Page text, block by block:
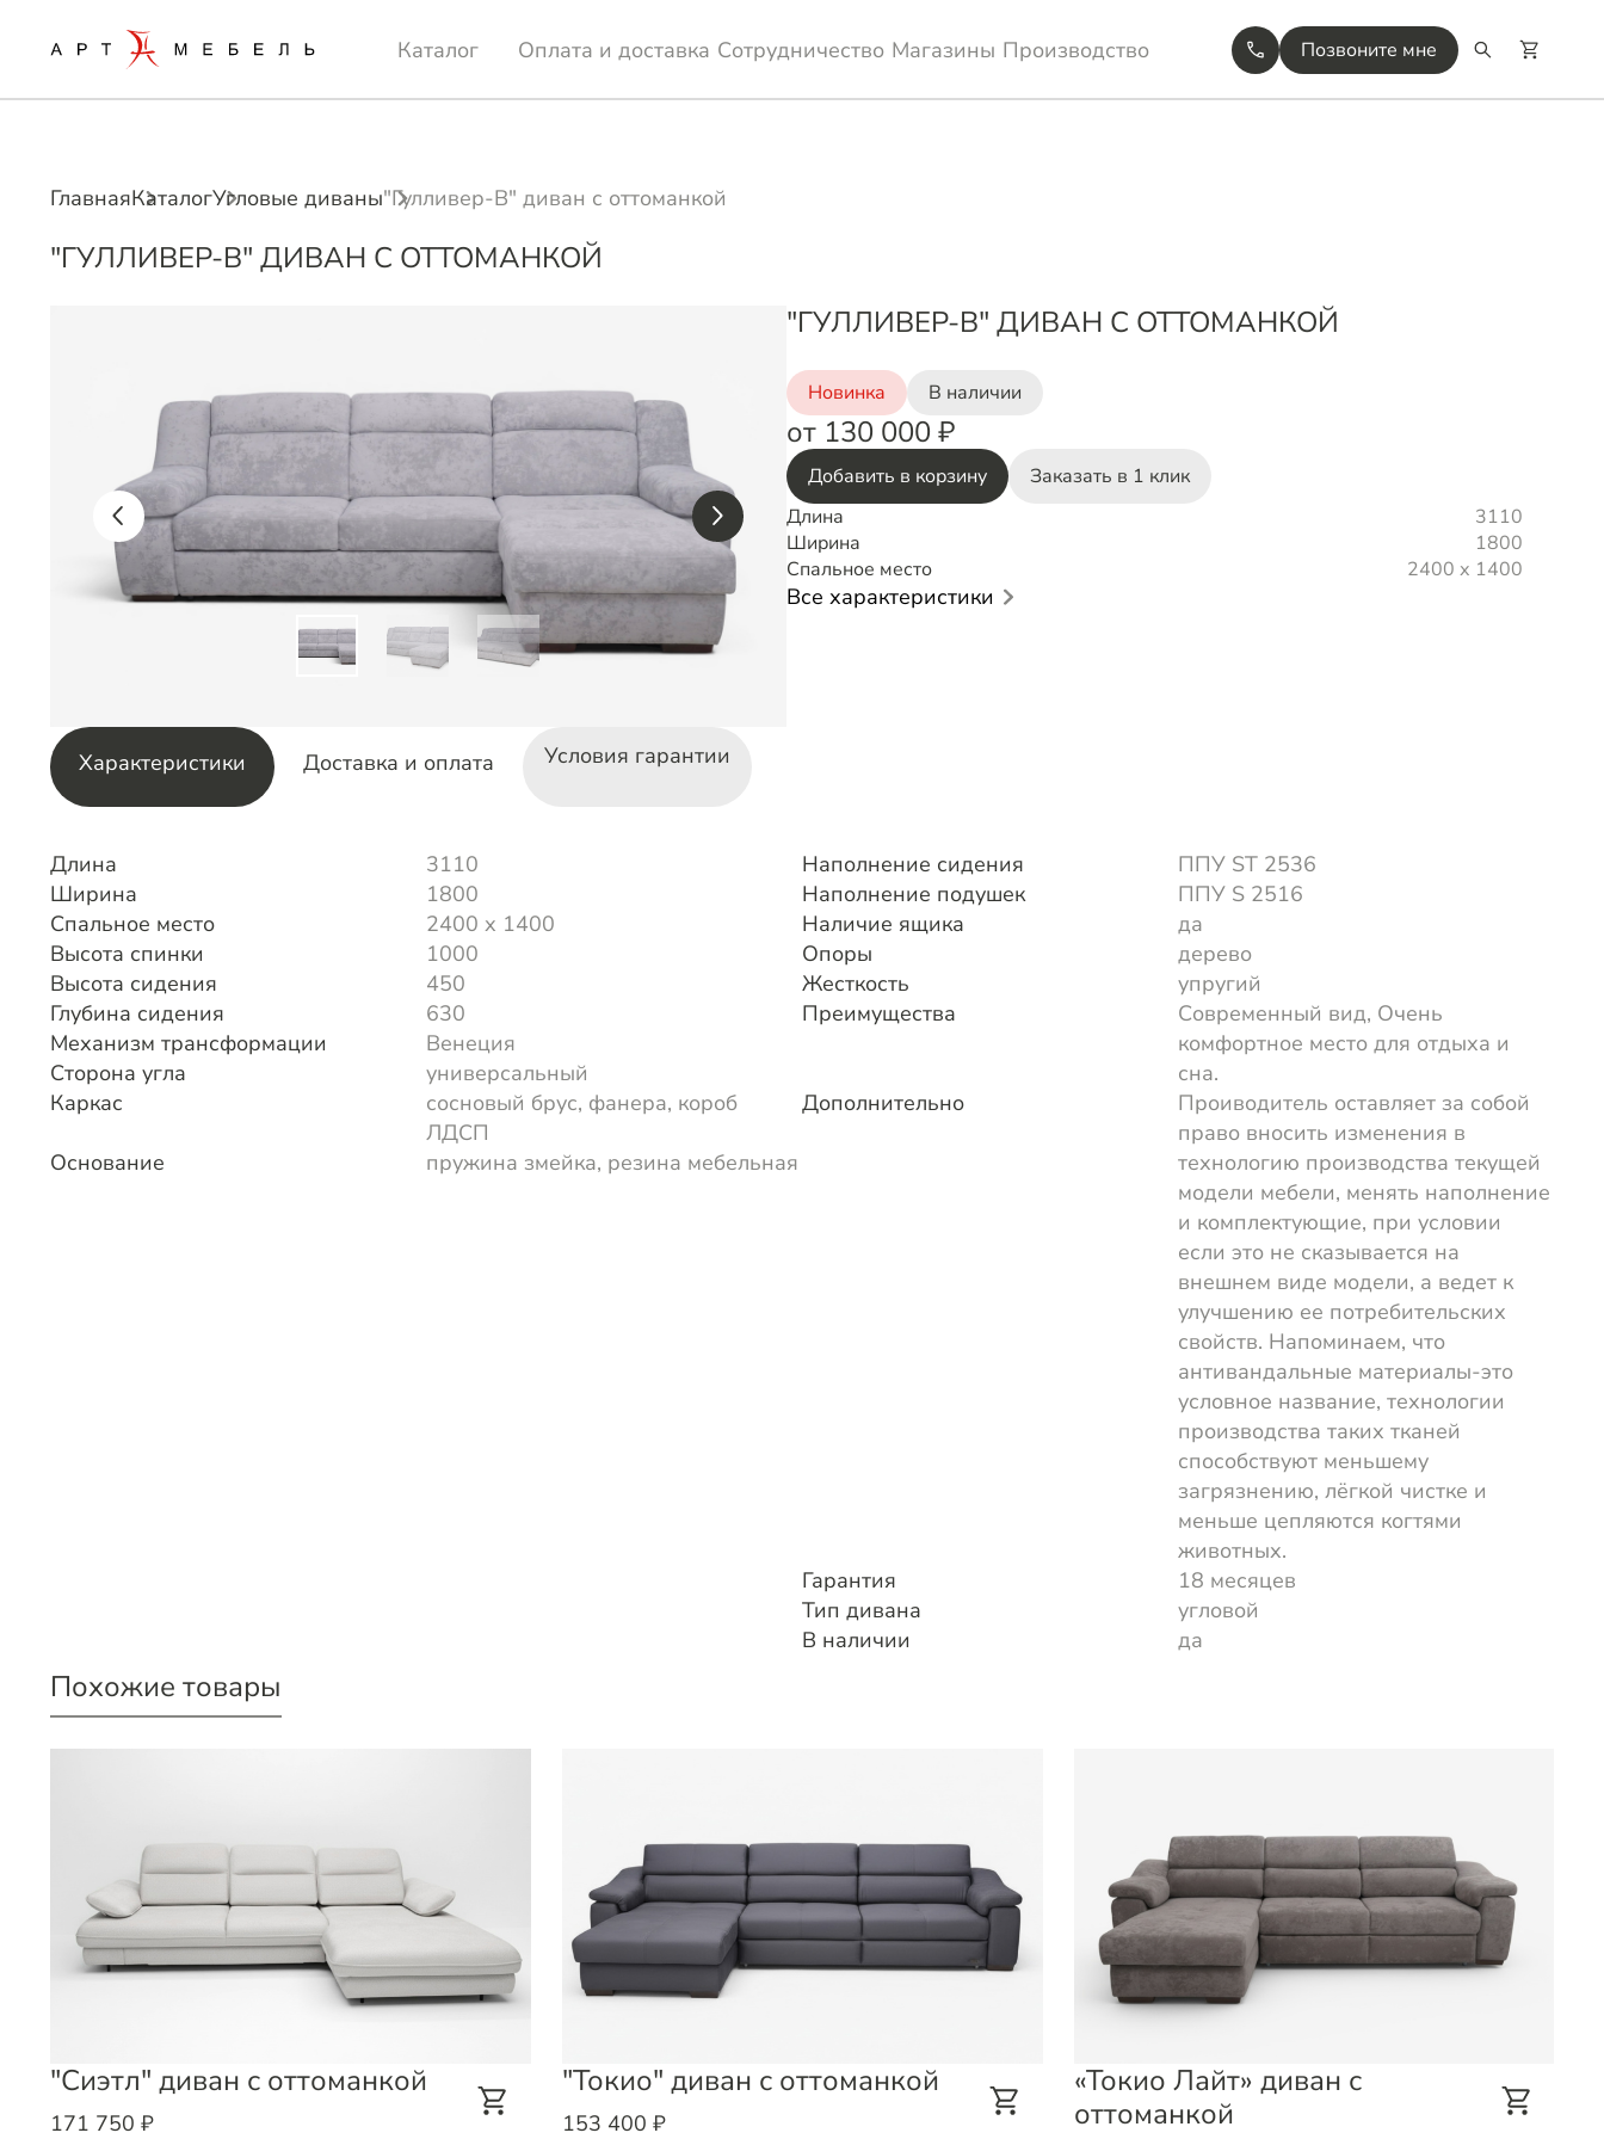
Каталог Оплата и доставка Сотрудничество Магазины Производство Позвоните мне
ГлавнаяКаталогУгловые диваны"Гулливер-В" диван с оттоманкой
"ГУЛЛИВЕР-В" ДИВАН С ОТТОМАНКОЙ
"ГУЛЛИВЕР-В" ДИВАН С ОТТОМАНКОЙ
Новинка В наличии
от 130 000 ₽
Добавить в корзину
Заказать в 1 клик
Длина
3110
Ширина
1800
Спальное место
2400 х 1400
Все характеристики
Характеристики Доставка и оплата Условия гарантии
Длина
3110
Ширина
1800
Спальное место
2400 х 1400
Высота спинки
1000
Высота сидения
450
Глубина сидения
630
Механизм трансформации
Венеция
Сторона угла
универсальный
Каркас
сосновый брус, фанера, короб
ЛДСП
Основание
пружина змейка, резина мебельная
Наполнение сидения
ППУ ST 2536
Наполнение подушек
ППУ S 2516
Наличие ящика
да
Опоры
дерево
Жесткость
упругий
Преимущества
Современный вид, Очень
комфортное место для отдыха и
сна.
Дополнительно
Проиводитель оставляет за собой
право вносить изменения в
технологию производства текущей
модели мебели, менять наполнение
и комплектующие, при условии
если это не сказывается на
внешнем виде модели, а ведет к
улучшению ее потребительских
свойств. Напоминаем, что
антивандальные материалы-это
условное название, технологии
производства таких тканей
способствуют меньшему
загрязнению, лёгкой чистке и
меньше цепляются когтями
животных.
Гарантия
18 месяцев
Тип дивана
угловой
В наличии
да
Похожие товары
"Сиэтл" диван с оттоманкой
171 750 ₽
"Токио" диван с оттоманкой
153 400 ₽
«Токио Лайт» диван с
оттоманкой